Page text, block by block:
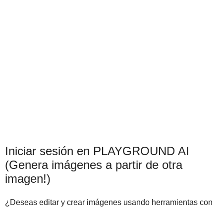
Iniciar sesión en PLAYGROUND AI
(Genera imágenes a partir de otra
imagen!)
¿Deseas editar y crear imágenes usando herramientas con